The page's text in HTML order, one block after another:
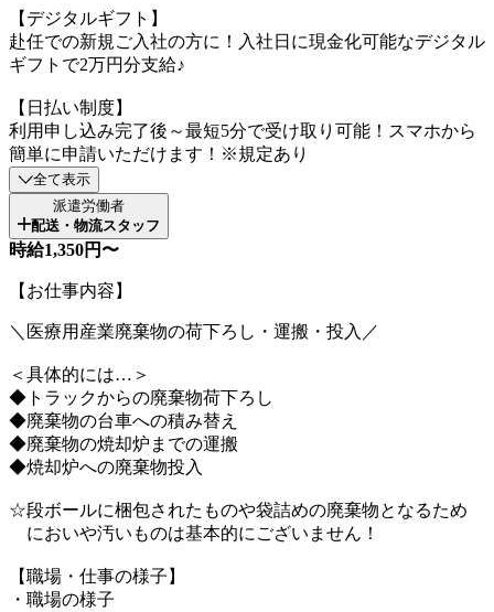
【デジタルギフト】
赴任での新規ご入社の方に！入社日に現金化可能なデジタル
ギフトで2万円分支給♪
【日払い制度】
利用申し込み完了後～最短5分で受け取り可能！スマホから
簡単に申請いただけます！※規定あり
全て表示
派遣労働者
配送・物流スタッフ
時給1,350円〜
【お仕事内容】
＼医療用産業廃棄物の荷下ろし・運搬・投入／
＜具体的には…＞
◆トラックからの廃棄物荷下ろし
◆廃棄物の台車への積み替え
◆廃棄物の焼却炉までの運搬
◆焼却炉への廃棄物投入
☆段ボールに梱包されたものや袋詰めの廃棄物となるため
においや汚いものは基本的にございません！
【職場・仕事の様子】
・職場の様子